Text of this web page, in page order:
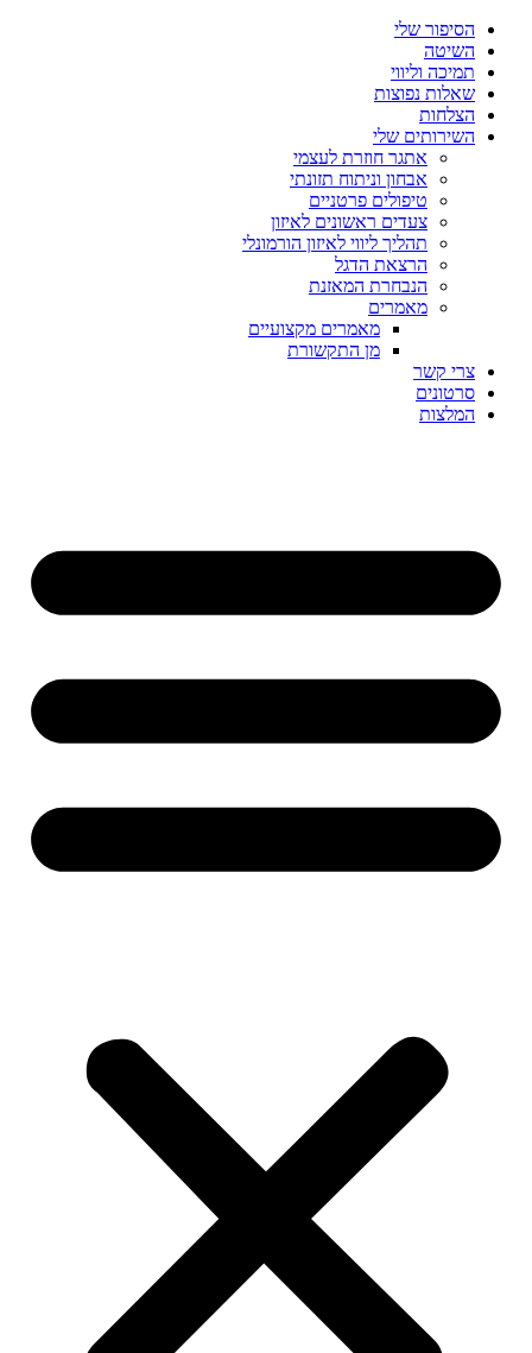
הסיפור שלי
השיטה
תמיכה וליווי
שאלות נפוצות
הצלחות
השירותים שלי
אתגר חוזרת לעצמי
אבחון וניתוח תזונתי
טיפולים פרטניים
צעדים ראשונים לאיזון
תהליך ליווי לאיזון הורמונלי
הרצאת הדגל
הנבחרת המאזנת
מאמרים
מאמרים מקצועיים
מן התקשורת
צרי קשר
סרטונים
המלצות